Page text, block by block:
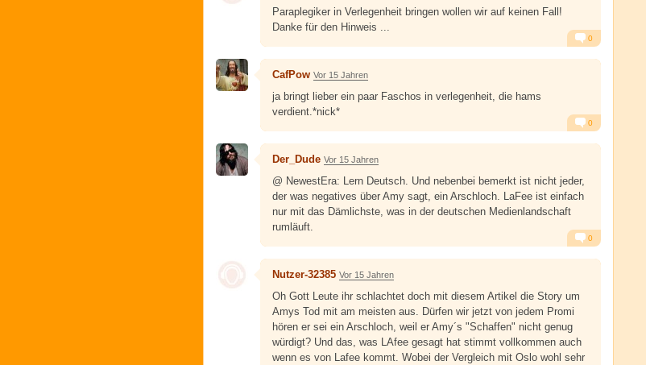
Paraplegiker in Verlegenheit bringen wollen wir auf keinen Fall!
Danke für den Hinweis ...
Alarm Antworten
0
CafPow Vor 15 Jahren
ja bringt lieber ein paar Faschos in verlegenheit, die hams
verdient.*nick*
Alarm Antworten
0
Der_Dude Vor 15 Jahren
@ NewestEra: Lern Deutsch. Und nebenbei bemerkt ist nicht jeder,
der was negatives über Amy sagt, ein Arschloch. LaFee ist einfach
nur mit das Dämlichste, was in der deutschen Medienlandschaft
rumläuft.
Alarm Antworten
0
Nutzer-32385 Vor 15 Jahren
Oh Gott Leute ihr schlachtet doch mit diesem Artikel die Story um
Amys Tod mit am meisten aus. Dürfen wir jetzt von jedem Promi
hören er sei ein Arschloch, weil er Amy´s "Schaffen" nicht genug
würdigt? Und das, was LAfee gesagt hat stimmt vollkommen auch
wenn es von Lafee kommt. Wobei der Vergleich mit Oslo wohl sehr